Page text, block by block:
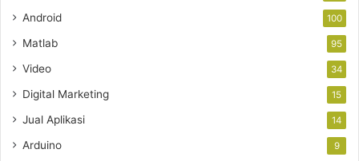
Android 100
Matlab 95
Video 34
Digital Marketing 15
Jual Aplikasi 14
Arduino 9